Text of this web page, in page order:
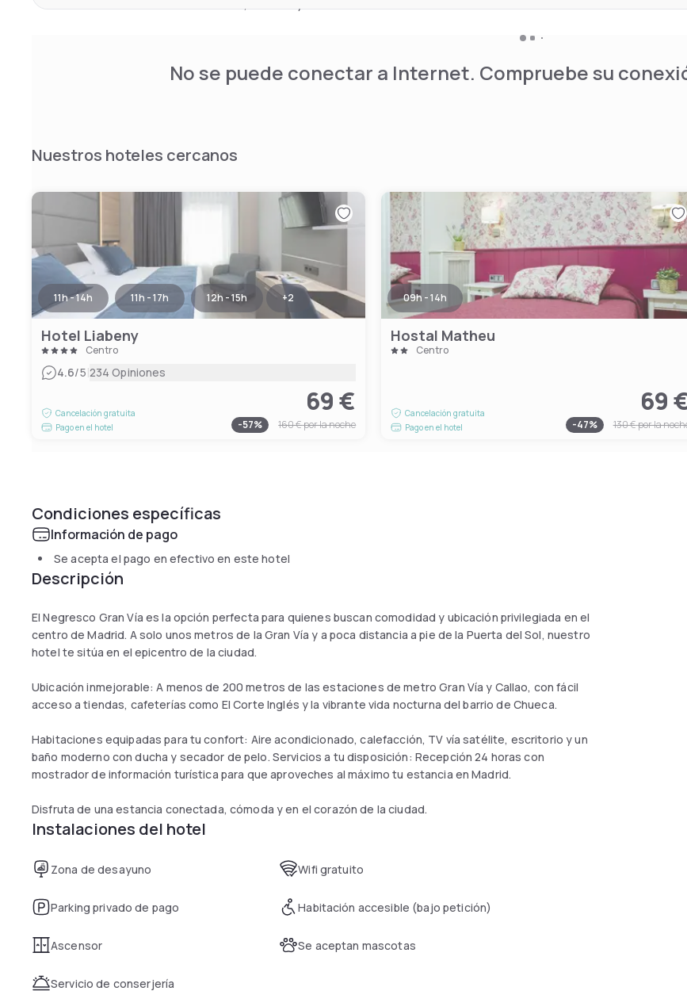
No se puede conectar a Internet. Compruebe su
Nuestros hoteles cercanos
11h - 14h 11h - 17h 12h - 15h +2
Hotel Liabeny
Centro
4.6/5|234 Opiniones
Cancelación gratuita
Pago en el hotel
69 €
-57% 160 €por la noche
09h - 14h
Hostal Matheu
Centro
Cancelación gratuita
Pago en el hotel
69
-47% 130 €por la
Condiciones específicas
Información de pago
Se acepta el pago en efectivo en este hotel
Descripción
El Negresco Gran Vía es la opción perfecta para quienes buscan comodidad y ubicación privilegiada en el
centro de Madrid. A solo unos metros de la Gran Vía y a poca distancia a pie de la Puerta del Sol, nuestro
hotel te sitúa en el epicentro de la ciudad.
Ubicación inmejorable: A menos de 200 metros de las estaciones de metro Gran Vía y Callao, con fácil
acceso a tiendas, cafeterías como El Corte Inglés y la vibrante vida nocturna del barrio de Chueca.
Habitaciones equipadas para tu confort: Aire acondicionado, calefacción, TV vía satélite, escritorio y un
baño moderno con ducha y secador de pelo. Servicios a tu disposición: Recepción 24 horas con
mostrador de información turística para que aproveches al máximo tu estancia en Madrid.
Disfruta de una estancia conectada, cómoda y en el corazón de la ciudad.
Instalaciones del hotel
Zona de desayuno Wifi gratuito
Parking privado de pago Habitación accesible (bajo petición)
Ascensor Se aceptan mascotas
Servicio de conserjería